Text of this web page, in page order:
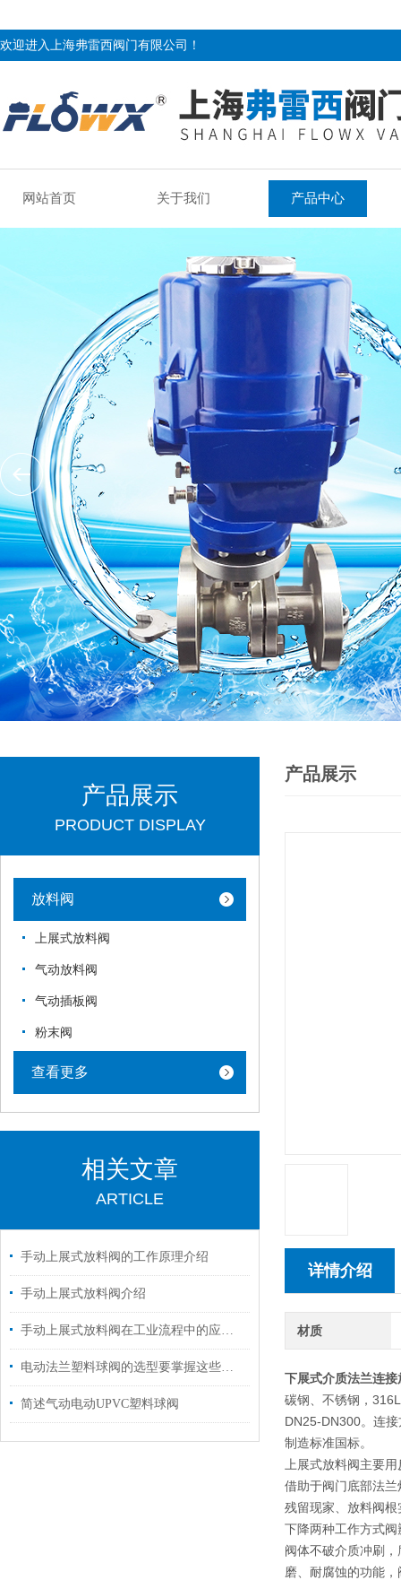
欢迎进入上海弗雷西阀门有限公司！
网站首页 关于我们 产品中心
产品展示
详情介绍
材质
下展式介质法兰连接
碳钢、不锈钢，
DN25-DN300。连
制造标准国标。
上展式放料阀主要
借助于阀⻔底部法
残留现家、放料阀
下降两种⼯作⽅式
阀体不破介质冲刷
磨、耐腐蚀的功能
产品展示
PRODUCT DISPLAY
放料阀
上展式放料阀
气动放料阀
气动插板阀
粉末阀
查看更多
相关文章
ARTICLE
手动上展式放料阀的工作原理介绍
手动上展式放料阀介绍
手动上展式放料阀在工业流程中的应用与效率提升
电动法兰塑料球阀的选型要掌握这些内容
简述气动电动UPVC塑料球阀